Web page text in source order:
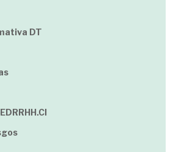
DT